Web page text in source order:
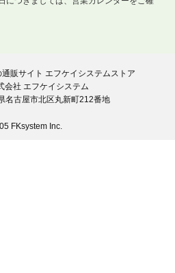
販サイト エフケイシステムストア
会社 エフケイシステム
名古屋市北区丸新町212番地
FKsystem Inc.